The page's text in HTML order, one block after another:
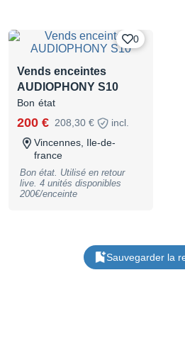
0
Vends enceintes
AUDIOPHONY S10
Bon état
200 € 208,30 €
incl.
Vincennes, Ile-de-
france
Bon état. Utilisé en retour
live. 4 unités disponibles
200€/enceinte
Sauvegarder la